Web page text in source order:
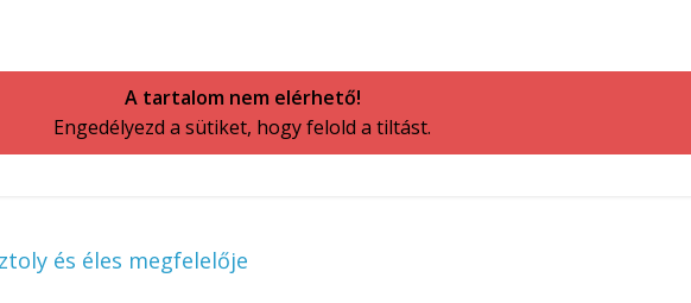
A tartalom nem elérhető!
Engedélyezd a sütiket, hogy felold a tiltást.
és éles megfelelője